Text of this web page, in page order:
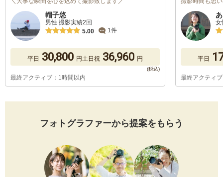
帽子悠
男性 撮影実績2回
5.00
1件
平日 30,800 円土日祝 36,960 円
最終アクティブ：1時間以内
女
平日
最終アクティ
フォトグラファーから提案をもらう